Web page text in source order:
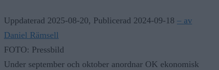
Uppdaterad 2025-08-20, Publicerad 2024-09-18 – av
Daniel Rämsell
FOTO: Pressbild
Under september och oktober anordnar OK ekonomisk